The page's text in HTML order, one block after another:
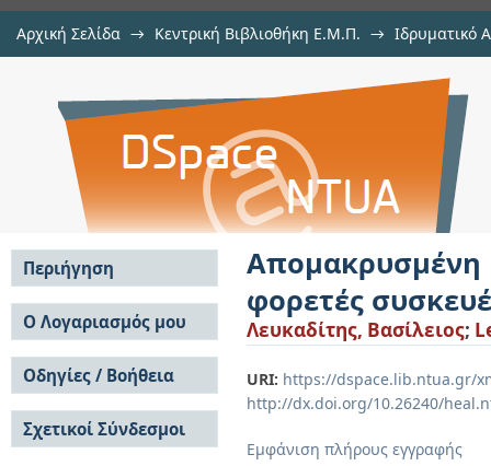
Αρχική Σελίδα → Κεντρική Βιβλιοθήκη Ε.Μ.Π. → Ιδρυματικό
Απομακρυσμένη απόδοση
εφαρμογή VR
φορετές
Λευκαδίτης, Βασίλειος;
URI: https://dspace.lib.ntua.gr/
http://dx.doi.org/10.26240/
Εμφάνιση πλήρους εγγραφής
Περιήγηση
Σε όλο το DSpace
Κοινότητες & Συλλογές
Ανά Ημερομηνία
Έκδοσης
Συγγραφείς
Τίτλοι
Θέματα
Ο Λογαριασμός μου
Σύνδεση
Εγγραφή
Οδηγίες / Βοήθεια
Οδηγίες Υποβολής
Οδηγίες Χρήσης ΙΑ
Συχνές Ερωτήσεις
Σχετικοί Σύνδεσμοι